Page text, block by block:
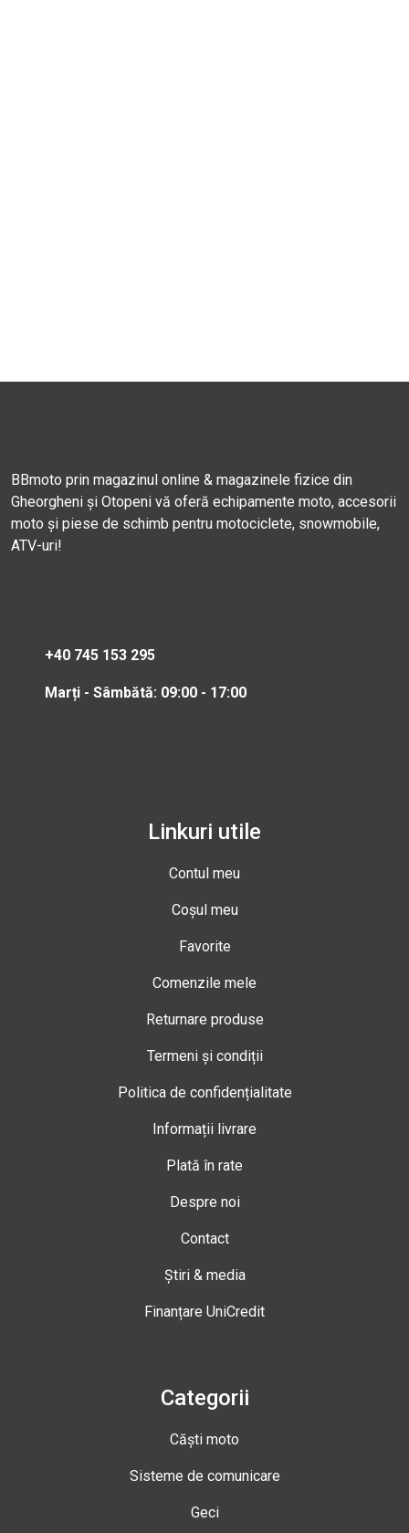
BBmoto prin magazinul online & magazinele fizice din
Gheorgheni și Otopeni vă oferă echipamente moto, accesorii
moto și piese de schimb pentru motociclete, snowmobile,
ATV-uri!
+40 745 153 295
Marți - Sâmbătă: 09:00 - 17:00
Linkuri utile
Contul meu
Coșul meu
Favorite
Comenzile mele
Returnare produse
Termeni și condiții
Politica de confidențialitate
Informații livrare
Plată în rate
Despre noi
Contact
Știri & media
Finanțare UniCredit
Categorii
Căști moto
Sisteme de comunicare
Geci